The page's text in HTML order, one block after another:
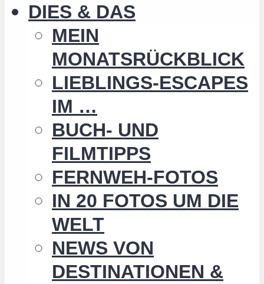
DIES & DAS
MEIN
MONATSRÜCKBLICK
LIEBLINGS-ESCAPES
IM …
BUCH- UND
FILMTIPPS
FERNWEH-FOTOS
IN 20 FOTOS UM DIE
WELT
NEWS VON
DESTINATIONEN &